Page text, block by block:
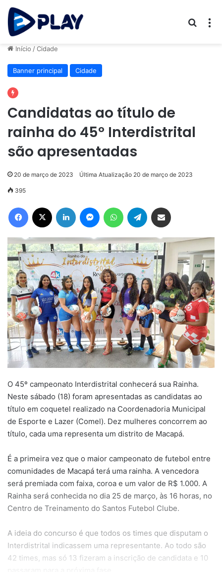
Início /Cidade
Banner principal Cidade
Candidatas ao título de
rainha do 45º Interdistrital
são apresentadas
20 de março de 2023 Última Atualização 20 de março de 2023
395
Facebook Linkedin MessengerWhatsAppTelegram
O 45º campeonato Interdistrital conhecerá sua Rainha.
Neste sábado (18) foram apresentadas as candidatas ao
título em coquetel realizado na Coordenadoria Municipal
de Esporte e Lazer (Comel). Dez mulheres concorrem ao
título, cada uma representa um distrito de Macapá.
É a primeira vez que o maior campeonato de futebol entre
comunidades de Macapá terá uma rainha. A vencedora
será premiada com faixa, coroa e um valor de R$ 1.000. A
Rainha será conhecida no dia 25 de março, às 16 horas, no
Centro de Treinamento do Santos Futebol Clube.
A ideia do concurso é que todos os times que disputam o
Interdistrital indicassem uma representante. Ao todo são
42 times, mas só 13 fizeram a inscrição de candidata e 10